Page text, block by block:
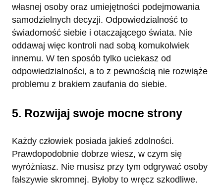
własnej osoby oraz umiejętności podejmowania
samodzielnych decyzji. Odpowiedzialność to
świadomość siebie i otaczającego świata. Nie
oddawaj więc kontroli nad sobą komukolwiek
innemu. W ten sposób tylko uciekasz od
odpowiedzialności, a to z pewnością nie rozwiąże
problemu z brakiem zaufania do siebie.
5. Rozwijaj swoje mocne strony
Każdy człowiek posiada jakieś zdolności.
Prawdopodobnie dobrze wiesz, w czym się
wyróżniasz. Nie musisz przy tym odgrywać osoby
fałszywie skromnej. Byłoby to wręcz szkodliwe.